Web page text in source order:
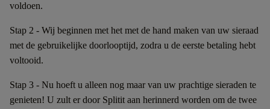
voldoen.
Stap 2 - Wij beginnen met het met de hand maken van uw sieraad
met de gebruikelijke doorlooptijd, zodra u de eerste betaling hebt
voltooid.
Stap 3 - Nu hoeft u alleen nog maar van uw prachtige sieraden te
genieten! U zult er door Splitit aan herinnerd worden om de twee